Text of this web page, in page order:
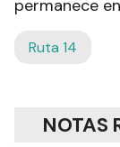
permanece
Ruta 14
NOTAS